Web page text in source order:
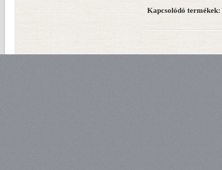
Kapcsolódó termékek: